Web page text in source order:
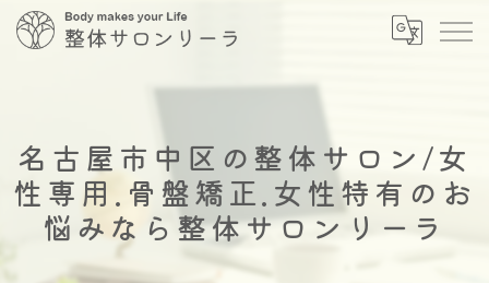
名古屋市中区の整体サロン/女
性専用.骨盤矯正.女性特有のお
悩みなら整体サロンリーラ